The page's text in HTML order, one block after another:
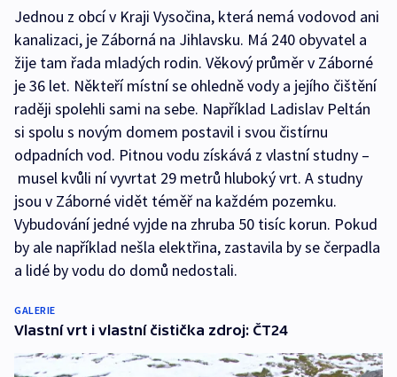
Jednou z obcí v Kraji Vysočina, která nemá vodovod ani
kanalizaci, je Záborná na Jihlavsku. Má 240 obyvatel a
žije tam řada mladých rodin. Věkový průměr v Záborné
je 36 let. Někteří místní se ohledně vody a jejího čištění
raději spolehli sami na sebe. Například Ladislav Peltán
si spolu s novým domem postavil i svou čistírnu
odpadních vod. Pitnou vodu získává z vlastní studny –
musel kvůli ní vyvrtat 29 metrů hluboký vrt. A studny
jsou v Záborné vidět téměř na každém pozemku.
Vybudování jedné vyjde na zhruba 50 tisíc korun. Pokud
by ale například nešla elektřina, zastavila by se čerpadla
a lidé by vodu do domů nedostali.
GALERIE
Vlastní vrt i vlastní čistička zdroj: ČT24